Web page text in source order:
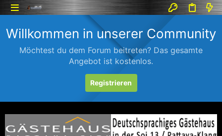
Willkommen in unserer Community
Möchtest du dem Forum beitreten? Das gesamte
Angebot ist kostenlos.
Registrieren